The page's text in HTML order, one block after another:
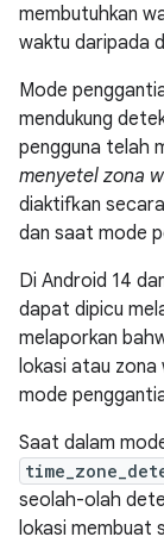
membutuhkan
waktu daripada
Mode
mendukung
pengguna telah
menyetel zona
diaktifkan
dan saat mode
Di Android 14
dapat dipicu
melaporkan
lokasi atau
mode
Saat dalam
seolah-olah
lokasi membuat